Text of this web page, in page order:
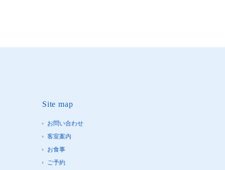
Site map
お問い合わせ
客室案内
お食事
ご予約